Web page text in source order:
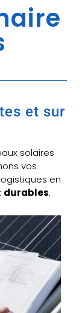
et sur
solaires
vos
en
durables.